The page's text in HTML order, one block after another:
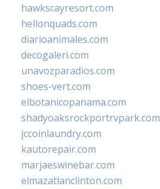
hawkscayresort.com
hellonquads.com
diarioanimales.com
decogaleri.com
unavozparadios.com
shoes-vert.com
elbotanicopanama.com
shadyoaksrockportrvpark.com
jccoinlaundry.com
kautorepair.com
marjaeswinebar.com
elmazatlanclinton.com